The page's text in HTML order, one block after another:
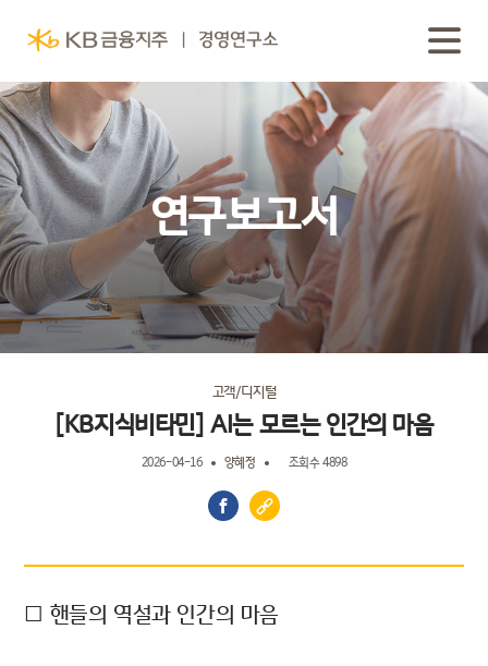
연구보고서
고객/디지털
[KB지식비타민] AI는 모르는 인간의 마음
2026-04-16 양혜정 조회수 4898
□ 핸들의 역설과 인간의 마음